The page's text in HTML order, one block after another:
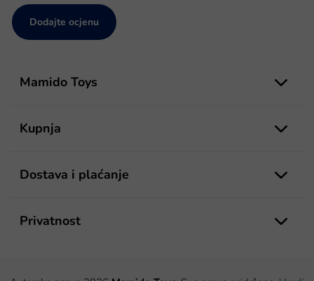
Dodajte ocjenu
Mamido Toys
Kupnja
Dostava i plaćanje
Privatnost